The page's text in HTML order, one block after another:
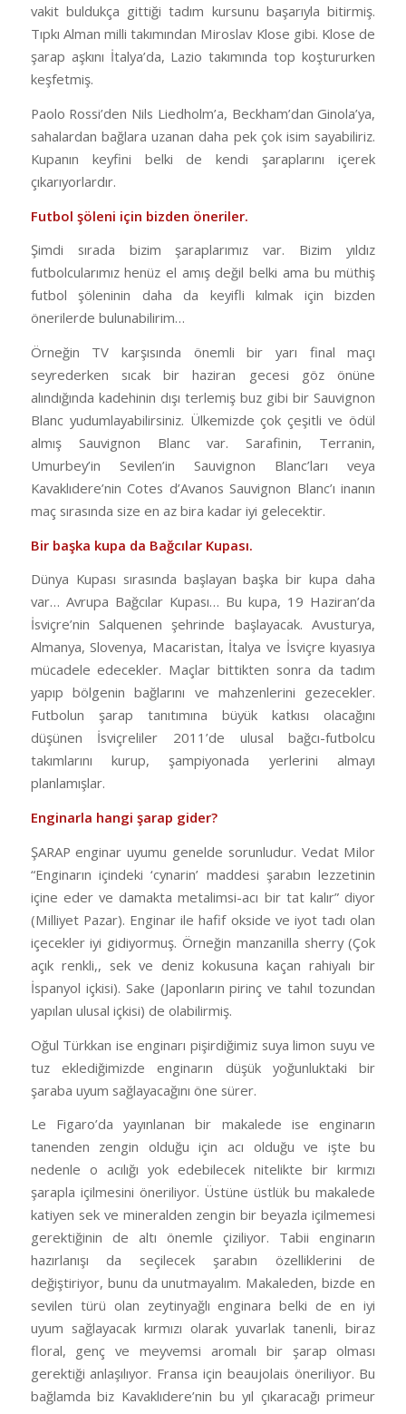
vakit buldukça gittiği tadım kursunu başarıyla bitirmiş.
Tıpkı Alman milli takımından Miroslav Klose gibi. Klose de
şarap aşkını İtalya’da, Lazio takımında top koştururken
keşfetmiş.
Paolo Rossi’den Nils Liedholm’a, Beckham’dan Ginola’ya,
sahalardan bağlara uzanan daha pek çok isim sayabiliriz.
Kupanın keyfini belki de kendi şaraplarını içerek
çıkarıyorlardır.
Futbol şöleni için bizden öneriler.
Şimdi sırada bizim şaraplarımız var. Bizim yıldız
futbolcularımız henüz el amış değil belki ama bu müthiş
futbol şöleninin daha da keyifli kılmak için bizden
önerilerde bulunabilirim…
Örneğin TV karşısında önemli bir yarı final maçı
seyrederken sıcak bir haziran gecesi göz önüne
alındığında kadehinin dışı terlemiş buz gibi bir Sauvignon
Blanc yudumlayabilirsiniz. Ülkemizde çok çeşitli ve ödül
almış Sauvignon Blanc var. Sarafinin, Terranin,
Umurbey’in Sevilen’in Sauvignon Blanc’ları veya
Kavaklıdere’nin Cotes d’Avanos Sauvignon Blanc’ı inanın
maç sırasında size en az bira kadar iyi gelecektir.
Bir başka kupa da Bağcılar Kupası.
Dünya Kupası sırasında başlayan başka bir kupa daha
var… Avrupa Bağcılar Kupası… Bu kupa, 19 Haziran’da
İsviçre’nin Salquenen şehrinde başlayacak. Avusturya,
Almanya, Slovenya, Macaristan, İtalya ve İsviçre kıyasıya
mücadele edecekler. Maçlar bittikten sonra da tadım
yapıp bölgenin bağlarını ve mahzenlerini gezecekler.
Futbolun şarap tanıtımına büyük katkısı olacağını
düşünen İsviçreliler 2011’de ulusal bağcı-futbolcu
takımlarını kurup, şampiyonada yerlerini almayı
planlamışlar.
Enginarla hangi şarap gider?
ŞARAP enginar uyumu genelde sorunludur. Vedat Milor
“Enginarın içindeki ‘cynarin’ maddesi şarabın lezzetinin
içine eder ve damakta metalimsi-acı bir tat kalır” diyor
(Milliyet Pazar). Enginar ile hafif okside ve iyot tadı olan
içecekler iyi gidiyormuş. Örneğin manzanilla sherry (Çok
açık renkli,, sek ve deniz kokusuna kaçan rahiyalı bir
İspanyol içkisi). Sake (Japonların pirinç ve tahıl tozundan
yapılan ulusal içkisi) de olabilirmiş.
Oğul Türkkan ise enginarı pişirdiğimiz suya limon suyu ve
tuz eklediğimizde enginarın düşük yoğunluktaki bir
şaraba uyum sağlayacağını öne sürer.
Le Figaro’da yayınlanan bir makalede ise enginarın
tanenden zengin olduğu için acı olduğu ve işte bu
nedenle o acılığı yok edebilecek nitelikte bir kırmızı
şarapla içilmesini öneriliyor. Üstüne üstlük bu makalede
katiyen sek ve mineralden zengin bir beyazla içilmemesi
gerektiğinin de altı önemle çiziliyor. Tabii enginarın
hazırlanışı da seçilecek şarabın özelliklerini de
değiştiriyor, bunu da unutmayalım. Makaleden, bizde en
sevilen türü olan zeytinyağlı enginara belki de en iyi
uyum sağlayacak kırmızı olarak yuvarlak tanenli, biraz
floral, genç ve meyvemsi aromalı bir şarap olması
gerektiği anlaşılıyor. Fransa için beaujolais öneriliyor. Bu
bağlamda biz Kavaklıdere’nin bu yıl çıkaracağı primeur